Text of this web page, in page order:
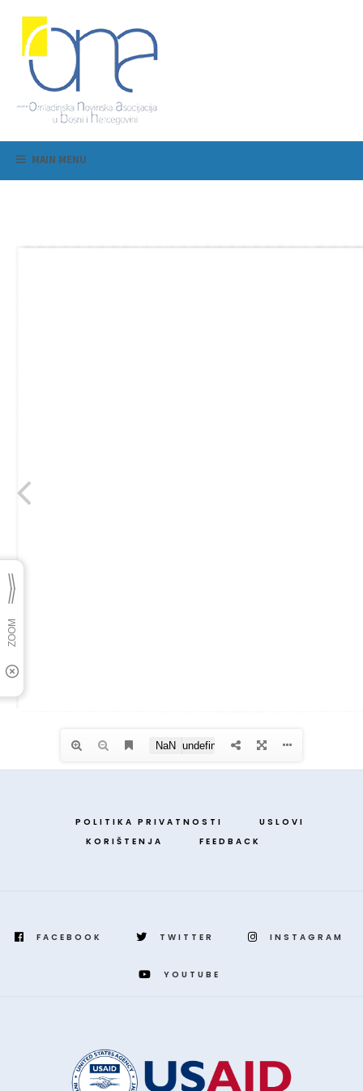
MAIN MENU
POLITIKA PRIVATNOSTI
USLOVI
KORIŠTENJA
FEEDBACK
FACEBOOK TWITTER INSTAGRAM
YOUTUBE